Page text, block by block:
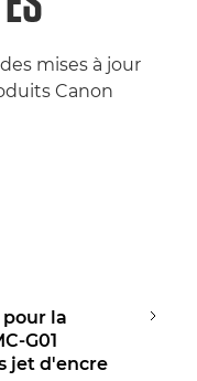
mises à jour
Canon
la
G01
jet d'encre